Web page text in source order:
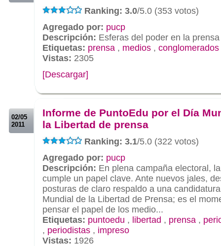
Ranking: 3.0/5.0 (353 votos)
Agregado por: pucp
Descripción: Esferas del poder en la
Etiquetas: prensa , medios , conglomerados
Vistas: 2305
[Descargar]
02/05
2011
Informe de PuntoEdu por el Día
la Libertad de prensa
Ranking: 3.1/5.0 (322 votos)
Agregado por: pucp
Descripción: En plena campaña electoral,
cumple un papel clave. Ante nuevos jales,
posturas de claro respaldo a una
Mundial de la Libertad de Prensa; es el
pensar el papel de los medio...
Etiquetas: puntoedu , libertad , prensa ,
, periodistas , impreso
Vistas: 1926